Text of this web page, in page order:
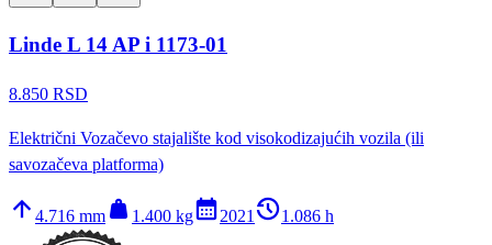
Linde L 14 AP i 1173-01
8.850 RSD
Električni Vozačevo stajalište kod visokodizajućih vozila (ili
savozačeva platforma)
arrow_upward 4.716 mm weight 1.400 kgcalendar_month2021 history_21.086 h